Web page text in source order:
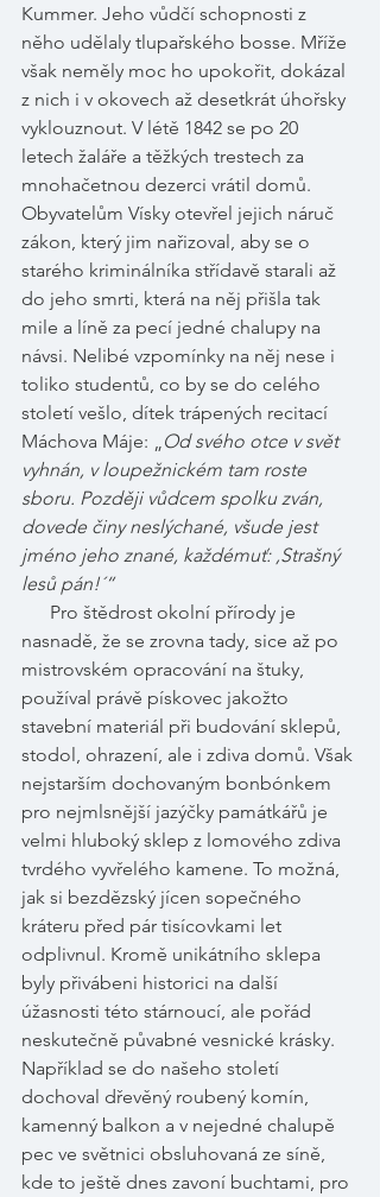
Kummer. Jeho vůdčí schopnosti z
něho udělaly tlupařského bosse. Mříže
však neměly moc ho upokořit, dokázal
z nich i v okovech až desetkrát úhořsky
vyklouznout. V létě 1842 se po 20
letech žaláře a těžkých trestech za
mnohačetnou dezerci vrátil domů.
Obyvatelům Vísky otevřel jejich náruč
zákon, který jim nařizoval, aby se o
starého kriminálníka střídavě starali až
do jeho smrti, která na něj přišla tak
mile a líně za pecí jedné chalupy na
návsi. Nelibé vzpomínky na něj nese i
toliko studentů, co by se do celého
století vešlo, dítek trápených recitací
Máchova Máje: „Od svého otce v svět
vyhnán, v loupežnickém tam roste
sboru. Později vůdcem spolku zván,
dovede činy neslýchané, všude jest
jméno jeho znané, každémuť: ,Strašný
lesů pán!´“
Pro štědrost okolní přírody je
nasnadě, že se zrovna tady, sice až po
mistrovském opracování na štuky,
používal právě pískovec jakožto
stavební materiál při budování sklepů,
stodol, ohrazení, ale i zdiva domů. Však
nejstarším dochovaným bonbónkem
pro nejmlsnější jazýčky památkářů je
velmi hluboký sklep z lomového zdiva
tvrdého vyvřelého kamene. To možná,
jak si bezdězský jícen sopečného
kráteru před pár tisícovkami let
odplivnul. Kromě unikátního sklepa
byly přivábeni historici na další
úžasnosti této stárnoucí, ale pořád
neskutečně půvabné vesnické krásky.
Například se do našeho století
dochoval dřevěný roubený komín,
kamenný balkon a v nejedné chalupě
pec ve světnici obsluhovaná ze síně,
kde to ještě dnes zavoní buchtami, pro